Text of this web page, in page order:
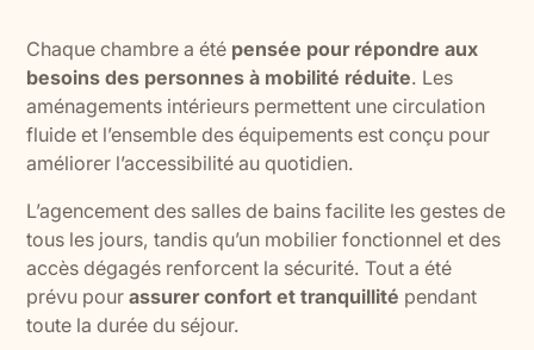
Chaque chambre a été pensée pour répondre aux
besoins des personnes à mobilité réduite. Les
aménagements intérieurs permettent une circulation
fluide et l’ensemble des équipements est conçu pour
améliorer l’accessibilité au quotidien.
L’agencement des salles de bains facilite les gestes de
tous les jours, tandis qu’un mobilier fonctionnel et des
accès dégagés renforcent la sécurité. Tout a été
prévu pourassurer confort et tranquillité pendant
toute la durée du séjour.